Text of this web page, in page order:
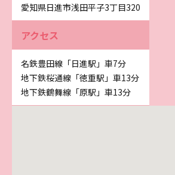
愛知県日進市浅田平子3丁目320
アクセス
名鉄豊田線「日進駅」車7分
地下鉄桜通線「徳重駅」車13分
地下鉄鶴舞線「原駅」車13分